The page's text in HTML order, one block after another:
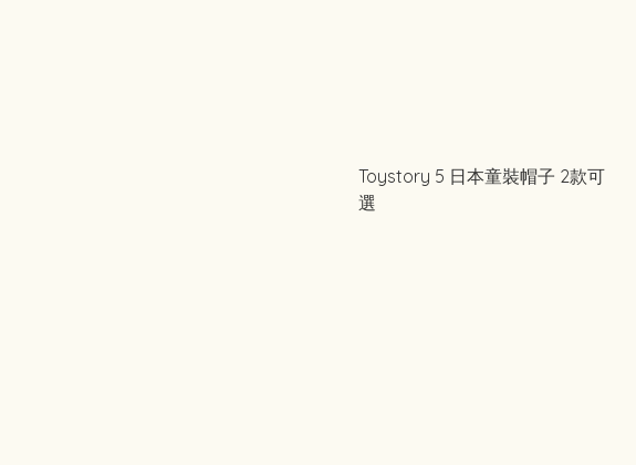
Toystory 5 日本童裝帽子 2款可
選